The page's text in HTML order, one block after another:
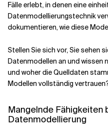
Fälle erlebt, in denen eine
Datenmodellierungstechnik
dokumentieren, wie diese
Stellen Sie sich vor, Sie sehen
Datenmodellen an und wissen
und woher die Quelldaten
Modellen vollständig
Mangelnde Fähigkeiten
Datenmodellierung